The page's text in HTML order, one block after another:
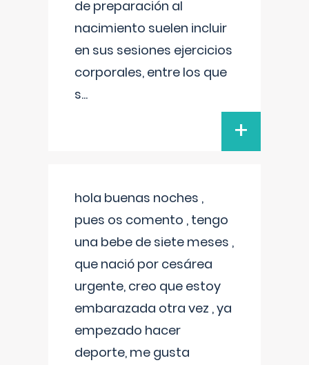
de preparación al
nacimiento suelen incluir
en sus sesiones ejercicios
corporales, entre los que
s...
+
hola buenas noches ,
pues os comento , tengo
una bebe de siete meses ,
que nació por cesárea
urgente, creo que estoy
embarazada otra vez , ya
empezado hacer
deporte, me gusta